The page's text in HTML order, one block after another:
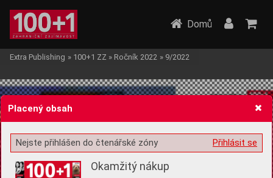
Žádost o souhlas s ukládáním volitelných informací
Domů
Extra Publishing » 100+1 ZZ » Ročník 2022 » 9/2022
Placený obsah
Přihlásit se
Nejste přihlášen do čtenářské zóny
Okamžitý nákup